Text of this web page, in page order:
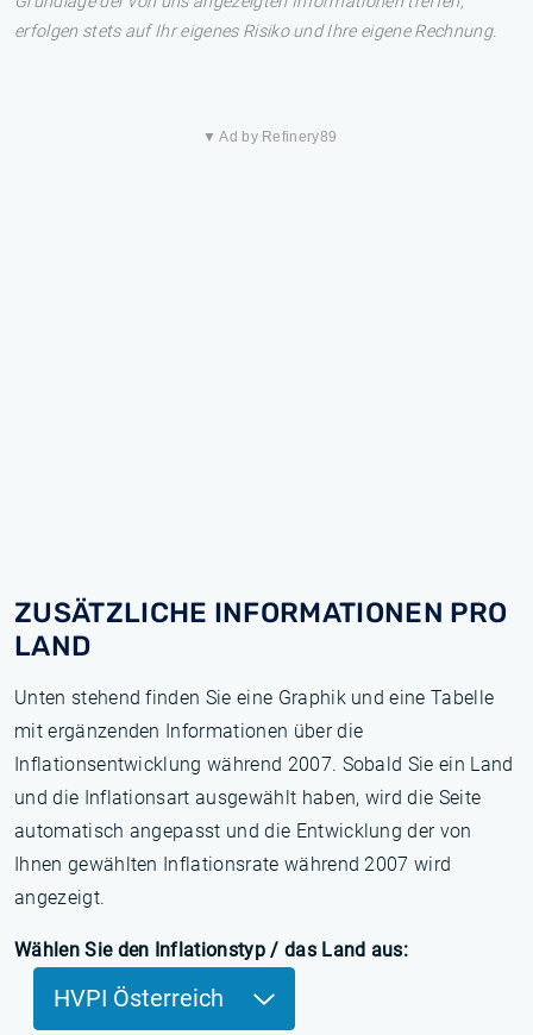
erfolgen stets auf Ihr eigenes Risiko und Ihre eigene Rechnung.
▼ Ad by Refinery89
ZUSÄTZLICHE INFORMATIONEN PRO
LAND
Unten stehend finden Sie eine Graphik und eine Tabelle
mit ergänzenden Informationen über die
Inflationsentwicklung während 2007. Sobald Sie ein Land
und die Inflationsart ausgewählt haben, wird die Seite
automatisch angepasst und die Entwicklung der von
Ihnen gewählten Inflationsrate während 2007 wird
angezeigt.
Wählen Sie den Inflationstyp / das Land aus:
HVPI Österreich